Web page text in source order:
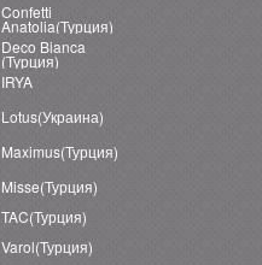
Confetti
Anatolia(Турция)
Deco Bianca
(Турция)
IRYA
Lotus(Украина)
Maximus(Турция)
Misse(Турция)
TAC(Турция)
Varol(Турция)